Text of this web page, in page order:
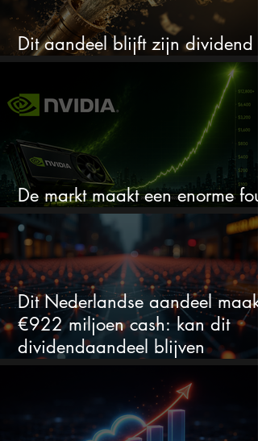
Dit aandeel blijft zijn dividend
verhogen, wat er ook gebeurt
De markt maakt een enorme fout
Dit Nederlandse aandeel maakt
€922 miljoen cash: kan dit
dividendaandeel blijven
verhogen?